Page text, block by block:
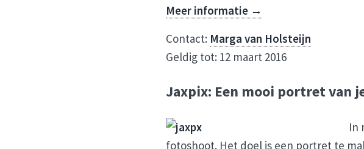
Meer informatie →
Contact: Marga van Holsteijn
Geldig tot: 12 maart 2016
Jaxpix: Een mooi portret van
In
fotoshoot. Het doel is een portret te